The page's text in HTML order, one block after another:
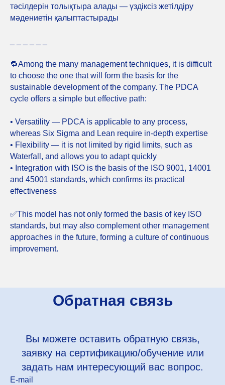
тәсілдерін толықтыра алады — үздіксіз жетілдіру
мәдениетін қалыптастырады
🔁Among the many management techniques, it is difficult
to choose the one that will form the basis for the
sustainable development of the company. The PDCA
cycle offers a simple but effective path:
• Versatility — PDCA is applicable to any process,
whereas Six Sigma and Lean require in-depth expertise
• Flexibility — it is not limited by rigid limits, such as
Waterfall, and allows you to adapt quickly
• Integration with ISO is the basis of the ISO 9001, 14001
and 45001 standards, which confirms its practical
effectiveness
✅This model has not only formed the basis of key ISO
standards, but may also complement other management
approaches in the future, forming a culture of continuous
improvement.
Обратная связь
Вы можете оставить обратную связь,
заявку на сертификацию/обучение или
задать нам интересующий вас вопрос.
E-mail